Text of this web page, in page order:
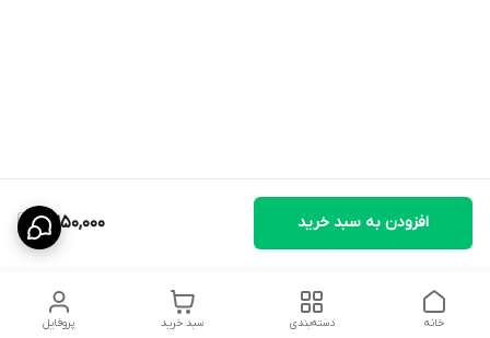
2,250,000 افزودن به سبد خرید
پروفایل سبد خرید دسته‌بندی خانه